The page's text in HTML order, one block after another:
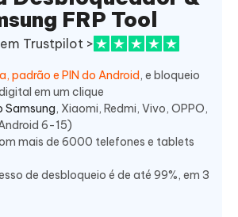
FRP Tool
Trustpilot >
padrão e PIN do Android, e bloqueio
em um clique
Samsung, Xiaomi, Redmi, Vivo, OPPO,
6-15)
mais de 6000 telefones e tablets
de desbloqueio é de até 99%, em 3